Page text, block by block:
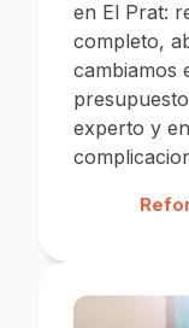
en El Prat:
completo,
cambiamos
experto y